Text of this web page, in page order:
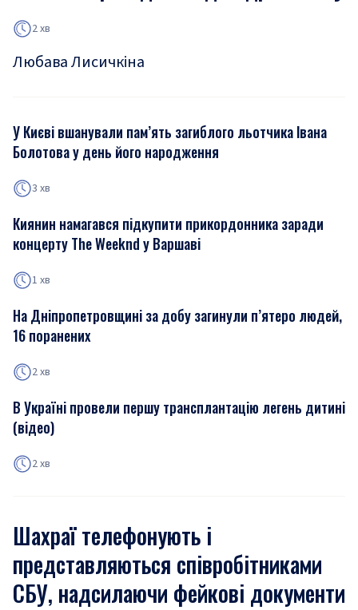
2 хв
Любава Лисичкіна
У Києві вшанували пам’ять загиблого льотчика Івана
Болотова у день його народження
3 хв
Киянин намагався підкупити прикордонника заради
концерту The Weeknd у Варшаві
1 хв
На Дніпропетровщині за добу загинули п’ятеро людей,
16 поранених
2 хв
В Україні провели першу трансплантацію легень дитині
(відео)
2 хв
Шахраї телефонують і
представляються співробітниками
СБУ, надсилаючи фейкові документи